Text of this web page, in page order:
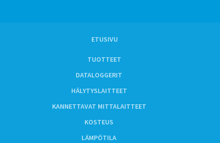
ETUSIVU
TUOTTEET
DATALOGGERIT
HÄLYTYSLAITTEET
KANNETTAVAT MITTALAITTEET
KOSTEUS
LÄMPÖTILA